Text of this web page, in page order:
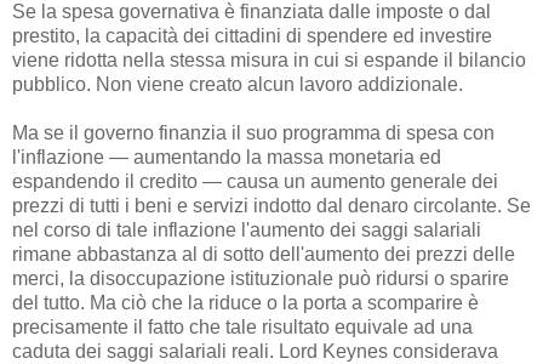
Se la spesa governativa è finanziata dalle imposte o dal
prestito, la capacità dei cittadini di spendere ed investire
viene ridotta nella stessa misura in cui si espande il bilancio
pubblico. Non viene creato alcun lavoro addizionale.
Ma se il governo finanzia il suo programma di spesa con
l'inflazione — aumentando la massa monetaria ed
espandendo il credito — causa un aumento generale dei
prezzi di tutti i beni e servizi indotto dal denaro circolante. Se
nel corso di tale inflazione l'aumento dei saggi salariali
rimane abbastanza al di sotto dell'aumento dei prezzi delle
merci, la disoccupazione istituzionale può ridursi o sparire
del tutto. Ma ciò che la riduce o la porta a scomparire è
precisamente il fatto che tale risultato equivale ad una
caduta dei saggi salariali reali. Lord Keynes considerava